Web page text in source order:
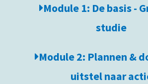
Module 1: De basis -
studie
Module 2: Plannen &
uitstel naar